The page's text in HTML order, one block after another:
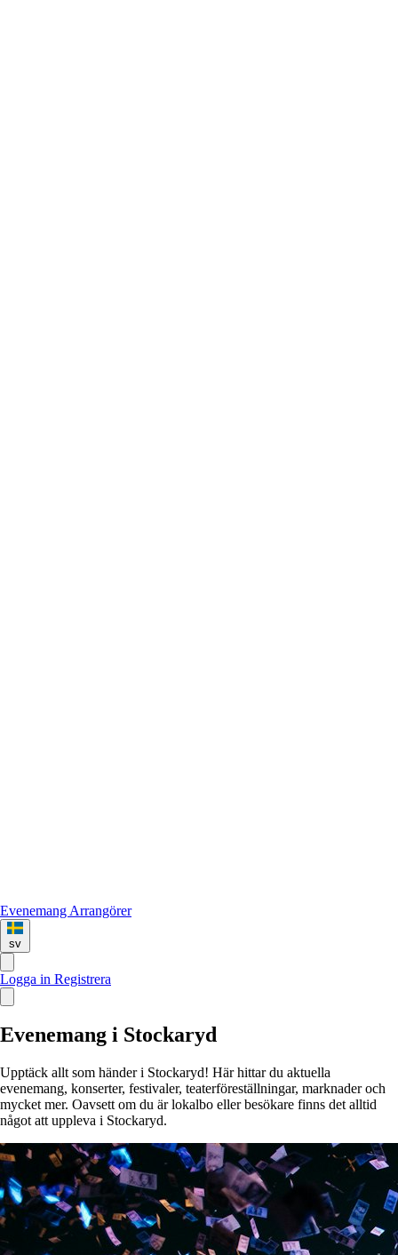
Evenemang Arrangörer
sv
Logga in Registrera
Evenemang i Stockaryd
Upptäck allt som händer i Stockaryd! Här hittar du aktuella
evenemang, konserter, festivaler, teaterföreställningar, marknader och
mycket mer. Oavsett om du är lokalbo eller besökare finns det alltid
något att uppleva i Stockaryd.